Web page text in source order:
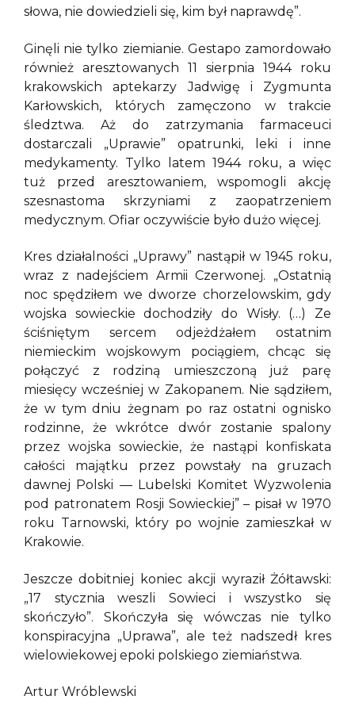
słowa, nie dowiedzieli się, kim był naprawdę”.
Ginęli nie tylko ziemianie. Gestapo zamordowało
również aresztowanych 11 sierpnia 1944 roku
krakowskich aptekarzy Jadwigę i Zygmunta
Karłowskich, których zamęczono w trakcie
śledztwa. Aż do zatrzymania farmaceuci
dostarczali „Uprawie” opatrunki, leki i inne
medykamenty. Tylko latem 1944 roku, a więc
tuż przed aresztowaniem, wspomogli akcję
szesnastoma skrzyniami z zaopatrzeniem
medycznym. Ofiar oczywiście było dużo więcej.
Kres działalności „Uprawy” nastąpił w 1945 roku,
wraz z nadejściem Armii Czerwonej. „Ostatnią
noc spędziłem we dworze chorzelowskim, gdy
wojska sowieckie dochodziły do Wisły. (…) Ze
ściśniętym sercem odjeżdżałem ostatnim
niemieckim wojskowym pociągiem, chcąc się
połączyć z rodziną umieszczoną już parę
miesięcy wcześniej w Zakopanem. Nie sądziłem,
że w tym dniu żegnam po raz ostatni ognisko
rodzinne, że wkrótce dwór zostanie spalony
przez wojska sowieckie, że nastąpi konfiskata
całości majątku przez powstały na gruzach
dawnej Polski — Lubelski Komitet Wyzwolenia
pod patronatem Rosji Sowieckiej” – pisał w 1970
roku Tarnowski, który po wojnie zamieszkał w
Krakowie.
Jeszcze dobitniej koniec akcji wyraził Żółtawski:
„17 stycznia weszli Sowieci i wszystko się
skończyło”. Skończyła się wówczas nie tylko
konspiracyjna „Uprawa”, ale też nadszedł kres
wielowiekowej epoki polskiego ziemiaństwa.
Artur Wróblewski